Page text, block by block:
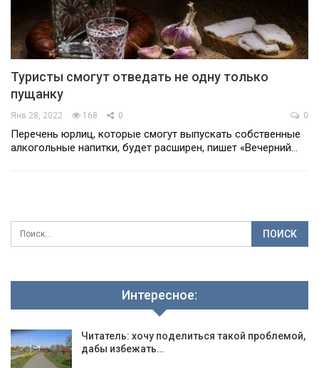
Туристы смогут отведать не одну только
пущанку
Янв 28, 2022 168 0 0
Перечень юрлиц, которые смогут выпускать собственные
алкогольные напитки, будет расширен, пишет «Вечерний…
Интересное:
Читатель: хочу поделиться такой проблемой,
дабы избежать…